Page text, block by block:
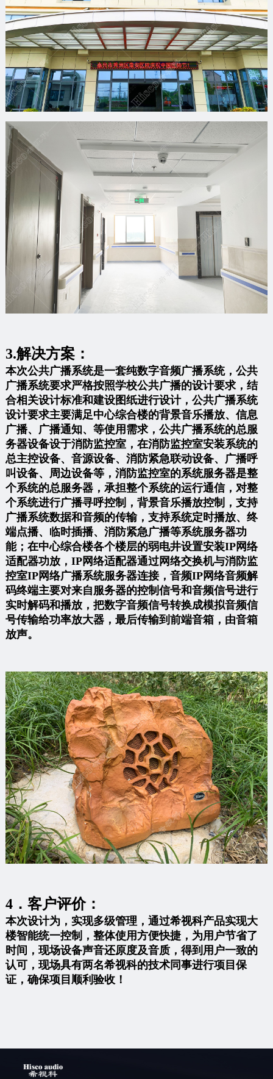
3.解决方案：
本次公共广播系统是一套纯数字音频广播系统，公共
广播系统要求严格按照学校公共广播的设计要求，结
合相关设计标准和建设图纸进行设计，公共广播系统
设计要求主要满足中心综合楼的背景音乐播放、信息
广播、广播通知、等使用需求，公共广播系统的总服
务器设备设于消防监控室，在消防监控室安装系统的
总主控设备、音源设备、消防紧急联动设备、广播呼
叫设备、周边设备等，消防监控室的系统服务器是整
个系统的总服务器，承担整个系统的运行通信，对整
个系统进行广播寻呼控制，背景音乐播放控制，支持
广播系统数据和音频的传输，支持系统定时播放、终
端点播、临时插播、消防紧急广播等系统服务器功
能；在中心综合楼各个楼层的弱电井设置安装IP网络
适配器功放，IP网络适配器通过网络交换机与消防监
控室IP网络广播系统服务器连接，音频IP网络音频解
码终端主要对来自服务器的控制信号和音频信号进行
实时解码和播放，把数字音频信号转换成模拟音频信
号传输给功率放大器，最后传输到前端音箱，由音箱
放声。
4．客户评价：
本次设计为，实现多级管理，通过希视科产品实现大
楼智能统一控制，整体使用方便快捷，为用户节省了
时间，现场设备声音还原度及音质，得到用户一致的
认可，现场具有两名希视科的技术同事进行项目保
证，确保项目顺利验收！